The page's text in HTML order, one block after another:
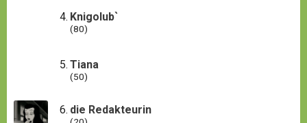
Knigolub`
(80)
Tiana
(50)
die Redakteurin